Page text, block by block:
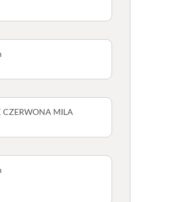
MILA